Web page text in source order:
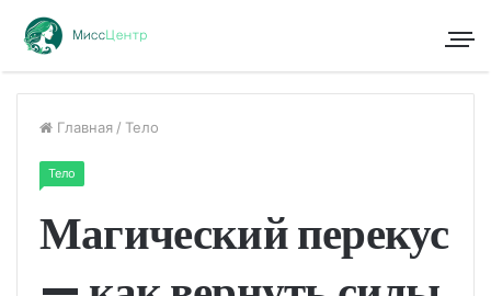
Главная / Тело
Тело
Магический перекус